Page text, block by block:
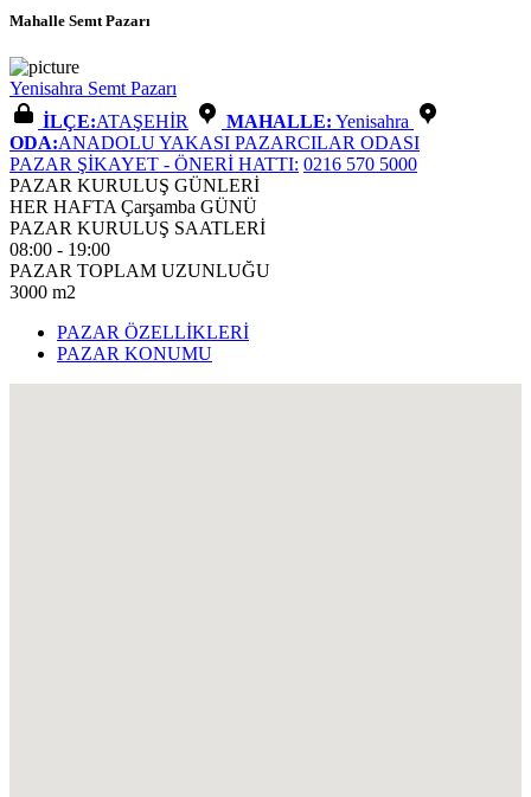
Mahalle Semt Pazarı
Yenisahra Semt Pazarı
İLÇE:ATAŞEHİR MAHALLE: Yenisahra
ODA:ANADOLU YAKASI PAZARCILAR ODASI
PAZAR ŞİKAYET - ÖNERİ HATTI: 0216 570 5000
PAZAR KURULUŞ GÜNLERİ
HER HAFTA Çarşamba GÜNÜ
PAZAR KURULUŞ SAATLERİ
08:00 - 19:00
PAZAR TOPLAM UZUNLUĞU
3000 m2
PAZAR ÖZELLİKLERİ
PAZAR KONUMU